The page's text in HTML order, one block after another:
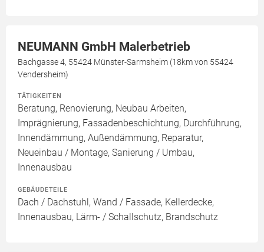
NEUMANN GmbH Malerbetrieb
Bachgasse 4, 55424 Münster-Sarmsheim (18km von 55424
Vendersheim)
TÄTIGKEITEN
Beratung, Renovierung, Neubau Arbeiten,
Imprägnierung, Fassadenbeschichtung, Durchführung,
Innendämmung, Außendämmung, Reparatur,
Neueinbau / Montage, Sanierung / Umbau,
Innenausbau
GEBÄUDETEILE
Dach / Dachstuhl, Wand / Fassade, Kellerdecke,
Innenausbau, Lärm- / Schallschutz, Brandschutz